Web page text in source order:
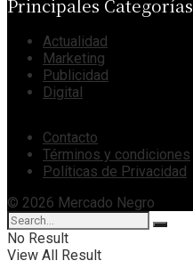
Actualidad
Marketing
Publicidad
Digital
Contacto
Términos y condiciones
Políticas de Privacidad
© 2026 Mercado Negro
No Result
View All Result